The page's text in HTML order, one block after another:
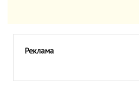
Реклама